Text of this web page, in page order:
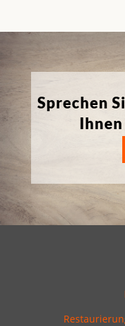
Sprechen